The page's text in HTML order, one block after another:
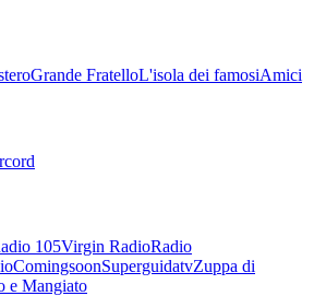
Grande FratelloL'isola dei famosiAmici
105Virgin RadioRadio
ComingsoonSuperguidatvZuppa di
e Mangiato